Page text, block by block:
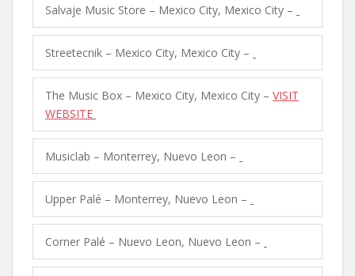
Salvaje Music Store – Mexico City, Mexico City –
Streetecnik – Mexico City, Mexico City –
The Music Box – Mexico City, Mexico City – VISIT
WEBSITE
Musiclab – Monterrey, Nuevo Leon –
Upper Palé – Monterrey, Nuevo Leon –
Corner Palé – Nuevo Leon, Nuevo Leon –